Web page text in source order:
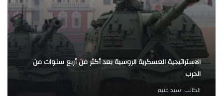
الاستراتيجية العسكرية الروسية بعد أكثر من أربع سنوات من
الحرب
الكاتب :سيد غنيم